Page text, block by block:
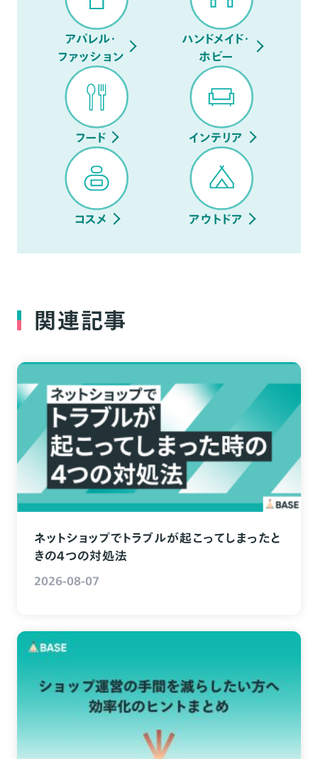
アパレル・
ファッション
ハンドメイド・
ホビー
フード インテリア
コスメ アウトドア
関連記事
ネットショップでトラブルが起こってしまったと
きの4つの対処法
2026-08-07